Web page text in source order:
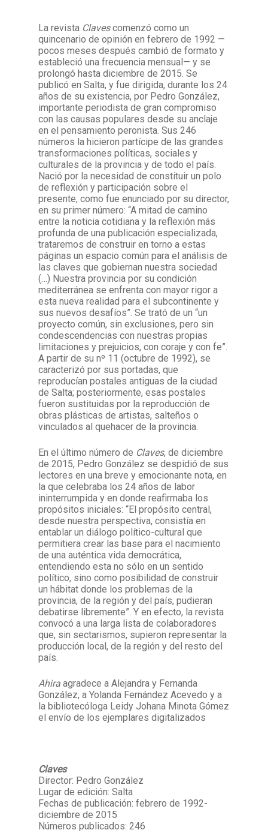
Facebook
Instagram
Twitter
Mail
La revista Clavescomenzó como un
quincenario de opinión en febrero de 1992 —
pocos meses después cambió de formato y
estableció una frecuencia mensual— y se
prolongó hasta diciembre de 2015. Se
publicó en Salta, y fue dirigida, durante los 24
años de su existencia, por Pedro González,
importante periodista de gran compromiso
con las causas populares desde su anclaje
en el pensamiento peronista. Sus 246
números la hicieron partícipe de las grandes
transformaciones políticas, sociales y
culturales de la provincia y de todo el país.
Nació por la necesidad de constituir un polo
de reflexión y participación sobre el
presente, como fue enunciado por su director,
en su primer número: “A mitad de camino
entre la noticia cotidiana y la reflexión más
profunda de una publicación especializada,
trataremos de construir en torno a estas
páginas un espacio común para el análisis de
las claves que gobiernan nuestra sociedad
(…) Nuestra provincia por su condición
mediterránea se enfrenta con mayor rigor a
esta nueva realidad para el subcontinente y
sus nuevos desafíos”. Se trató de un “un
proyecto común, sin exclusiones, pero sin
condescendencias con nuestras propias
limitaciones y prejuicios, con coraje y con fe”.
A partir de su nº 11 (octubre de 1992), se
caracterizó por sus portadas, que
reproducían postales antiguas de la ciudad
de Salta; posteriormente, esas postales
fueron sustituidas por la reproducción de
obras plásticas de artistas, salteños o
vinculados al quehacer de la provincia.
En el último número de Claves, de diciembre
de 2015, Pedro González se despidió de sus
lectores en una breve y emocionante nota, en
la que celebraba los 24 años de labor
ininterrumpida y en donde reafirmaba los
propósitos iniciales: “El propósito central,
desde nuestra perspectiva, consistía en
entablar un diálogo político-cultural que
permitiera crear las base para el nacimiento
de una auténtica vida democrática,
entendiendo esta no sólo en un sentido
político, sino como posibilidad de construir
un hábitat donde los problemas de la
provincia, de la región y del país, pudieran
debatirse libremente”. Y en efecto, la revista
convocó a una larga lista de colaboradores
que, sin sectarismos, supieron representar la
producción local, de la región y del resto del
país.
Ahira agradece a Alejandra y Fernanda
González, a Yolanda Fernández Acevedo y a
la bibliotecóloga Leidy Johana Minota Gómez
el envío de los ejemplares digitalizados
Claves
Director: Pedro González
Lugar de edición: Salta
Fechas de publicación: febrero de 1992-
diciembre de 2015
Números publicados: 246